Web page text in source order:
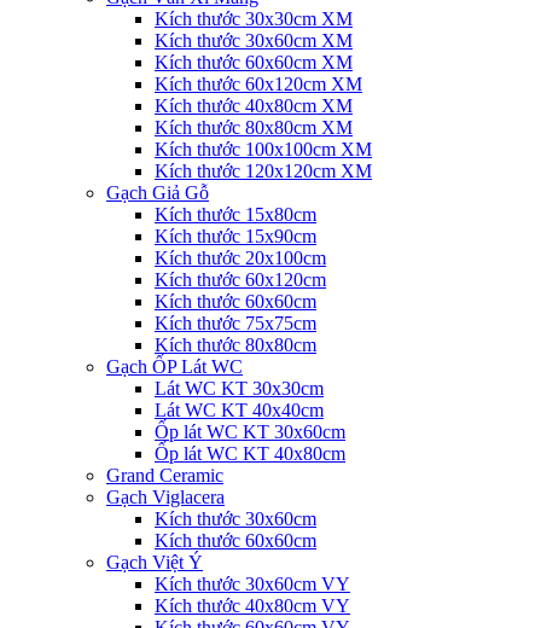
Kích thước 30x30cm XM
Kích thước 30x60cm XM
Kích thước 60x60cm XM
Kích thước 60x120cm XM
Kích thước 40x80cm XM
Kích thước 80x80cm XM
Kích thước 100x100cm XM
Kích thước 120x120cm XM
Gạch Giả Gỗ
Kích thước 15x80cm
Kích thước 15x90cm
Kích thước 20x100cm
Kích thước 60x120cm
Kích thước 60x60cm
Kích thước 75x75cm
Kích thước 80x80cm
Gạch ỐP Lát WC
Lát WC KT 30x30cm
Lát WC KT 40x40cm
Ốp lát WC KT 30x60cm
Ốp lát WC KT 40x80cm
Grand Ceramic
Gạch Viglacera
Kích thước 30x60cm
Kích thước 60x60cm
Gạch Việt Ý
Kích thước 30x60cm VY
Kích thước 40x80cm VY